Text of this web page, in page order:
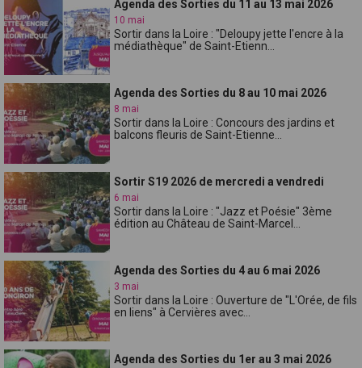
Agenda des Sorties du 11 au 13 mai 2026
10 mai
Sortir dans la Loire : "Deloupy jette l'encre à la
médiathèque" de Saint-Etienn...
Agenda des Sorties du 8 au 10 mai 2026
8 mai
Sortir dans la Loire : Concours des jardins et
balcons fleuris de Saint-Etienne...
Sortir S19 2026 de mercredi a vendredi
6 mai
Sortir dans la Loire : "Jazz et Poésie" 3ème
édition au Château de Saint-Marcel...
Agenda des Sorties du 4 au 6 mai 2026
3 mai
Sortir dans la Loire : Ouverture de "L'Orée, de fils
en liens" à Cervières avec...
Agenda des Sorties du 1er au 3 mai 2026